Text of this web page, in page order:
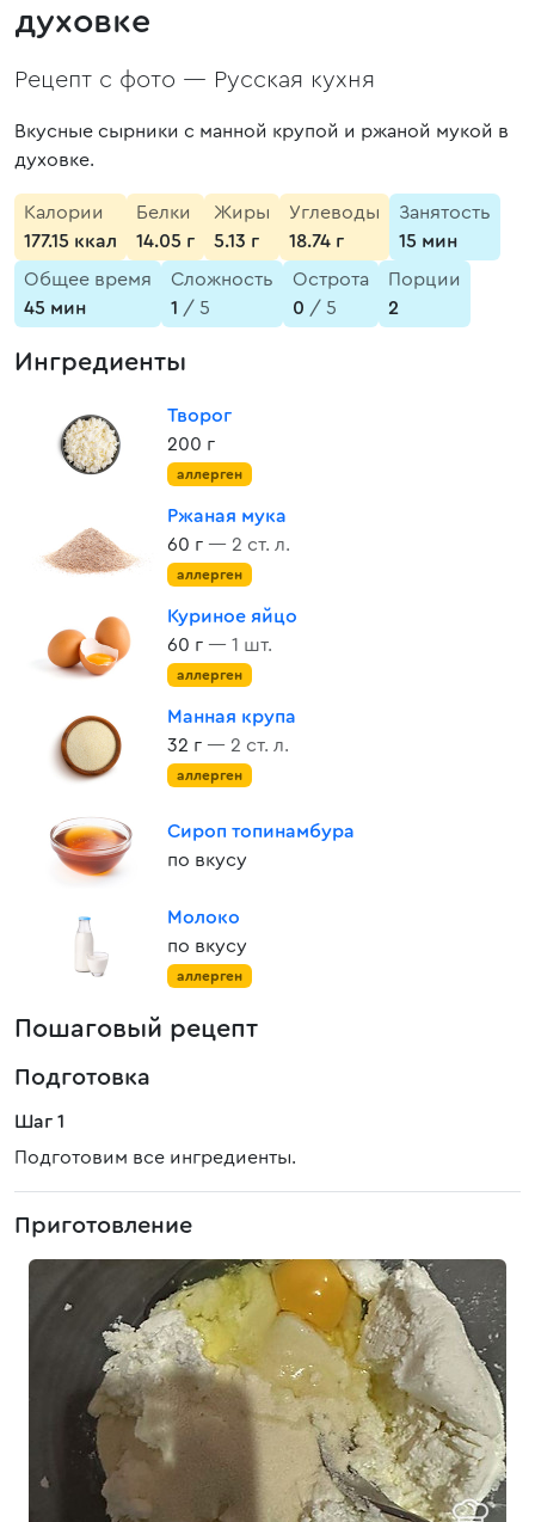
духовке
Рецепт с фото — Русская кухня
Вкусные сырники с манной крупой и ржаной мукой в
духовке.
Калории
177.15 ккал
Белки
14.05 г
Жиры
5.13 г
Углеводы
18.74 г
Занятость
15 мин
Общее время
45 мин
Сложность
1 / 5
Острота
0 / 5
Порции
2
Ингредиенты
Творог
200 г
аллерген
Ржаная мука
60 г — 2 ст. л.
аллерген
Куриное яйцо
60 г — 1 шт.
аллерген
Манная крупа
32 г — 2 ст. л.
аллерген
Сироп топинамбура
по вкусу
Молоко
по вкусу
аллерген
Пошаговый рецепт
Подготовка
Шаг 1
Подготовим все ингредиенты.
Приготовление